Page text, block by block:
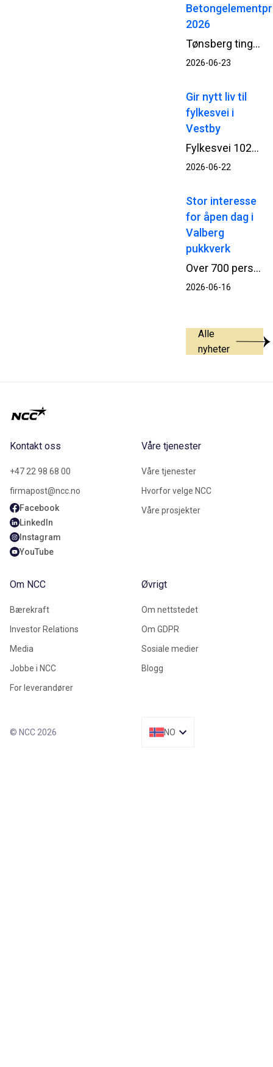
2026
Tønsberg tinghus er tildelt Betongelementprisen 2026 – en pris for arkitektur og byggverk som utmerker seg gjennom innovativ, bærekraftig og estetisk bruk av prefabrikkerte betongelementer. Bak prosjektet står Statsbygg, Add Arkitekter, NCC og Loe Betongelementer.
2026-06-23
Gir nytt liv til
fylkesvei i
Vestby
Fylkesvei 1026 i Vestby har fått nytt liv med økt bæreevne og en mer robust veikonstruksjon etter at NCC har ferdigstilt rehabilitering og asfaltering av den om lag 2 kilometer lange veistrekningen.
2026-06-22
Stor interesse
for åpen dag i
Valberg
pukkverk
Over 700 personer tok turen da NCC åpnet portene til Valberg pukkverk og inviterte til en innholdsrik og lærerik åpen dag lørdag 13. juni. Arrangementet ga et innblikk i virksomheten bak gjerdet – og interessen var stor.
2026-06-16
Alle
nyheter
Kontakt oss
+47 22 98 68 00
firmapost@ncc.no
Facebook
LinkedIn
Instagram
YouTube
Våre tjenester
Våre tjenester
Hvorfor velge NCC
Våre prosjekter
Om NCC
Bærekraft
Investor Relations
Media
Jobbe i NCC
For leverandører
Øvrigt
Om nettstedet
Om GDPR
Sosiale medier
Blogg
© NCC 2026 NO